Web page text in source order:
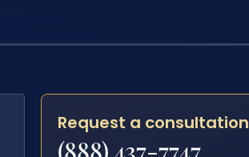
Request a consultation